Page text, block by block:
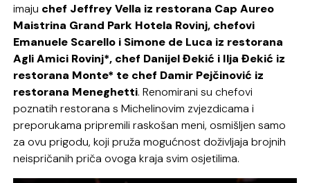
imaju chef Jeffrey Vella iz restorana Cap Aureo
Maistrina Grand Park Hotela Rovinj, chefovi
Emanuele Scarello i Simone de Luca iz restorana
Agli Amici Rovinj*, chef Danijel Đekić i Ilja Đekić iz
restorana Monte* te chef Damir Pejčinović iz
restorana Meneghetti. Renomirani su chefovi
poznatih restorana s Michelinovim zvjezdicama i
preporukama pripremili raskošan meni, osmišljen samo
za ovu prigodu, koji pruža mogućnost doživljaja brojnih
neispričanih priča ovoga kraja svim osjetilima.